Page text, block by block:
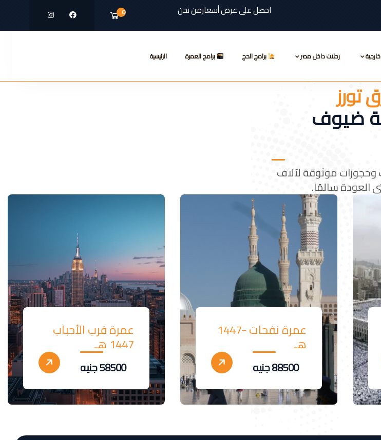
احصل على عرض أسعارمن نحن 0
الرئيسية برامج العمرة برامج الحج رحلات داخل مصر
تورز
في خدمة ضيوف
وحجوزات موثوقة لآلاف
العودة سالمًا.
عمرة نفحات -1447
هـ
88500 جنيه
عمرة قرب الأحباب
1447 هـ
58500 جنيه